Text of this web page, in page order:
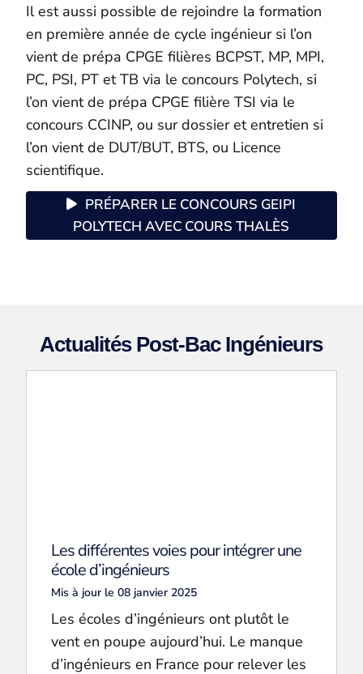
Il est aussi possible de rejoindre la formation
en première année de cycle ingénieur si l’on
vient de prépa CPGE filières BCPST, MP, MPI,
PC, PSI, PT et TB via le concours Polytech, si
l’on vient de prépa CPGE filière TSI via le
concours CCINP, ou sur dossier et entretien si
l’on vient de DUT/BUT, BTS, ou Licence
scientifique.
PRÉPARER LE CONCOURS GEIPI
POLYTECH AVEC COURS THALÈS
Actualités Post-Bac Ingénieurs
Les différentes voies pour intégrer une
école d’ingénieurs
Mis à jour le 08 janvier 2025
Les écoles d’ingénieurs ont plutôt le
vent en poupe aujourd’hui. Le manque
d’ingénieurs en France pour relever les